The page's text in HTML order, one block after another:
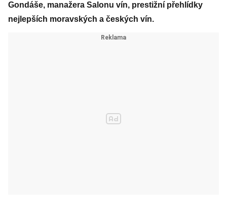
Gondáše, manažera Salonu vín, prestižní přehlídky
nejlepších moravských a českých vín.